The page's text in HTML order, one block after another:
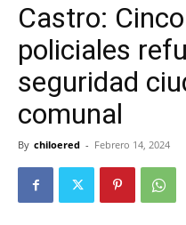
Castro:
policiales
seguridad
comunal
By chiloered - Febrero 14, 2024